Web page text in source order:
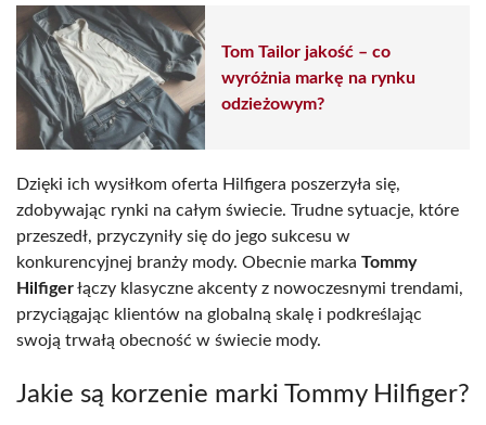
Tom Tailor jakość – co
wyróżnia markę na rynku
odzieżowym?
Dzięki ich wysiłkom oferta Hilfigera poszerzyła się,
zdobywając rynki na całym świecie. Trudne sytuacje, które
przeszedł, przyczyniły się do jego sukcesu w
konkurencyjnej branży mody. Obecnie marka Tommy
Hilfigerłączy klasyczne akcenty z nowoczesnymi trendami,
przyciągając klientów na globalną skalę i podkreślając
swoją trwałą obecność w świecie mody.
Jakie są korzenie marki Tommy Hilfiger?